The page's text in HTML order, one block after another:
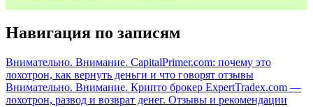
Навигация по записям
Внимательно. Внимание. CapitalPrimer.com: почему это
лохотрон, как вернуть деньги и что говорят отзывы
Внимательно. Внимание. Крипто брокер ExpertTradex.com —
лохотрон, развод и возврат денег. Отзывы и рекомендации